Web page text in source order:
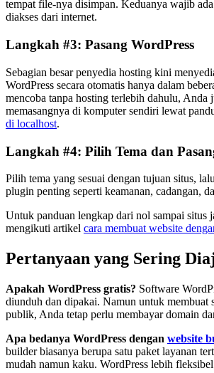
tempat file-nya disimpan. Keduanya wajib ada
diakses dari internet.
Langkah #3: Pasang WordPress
Sebagian besar penyedia hosting kini
WordPress secara otomatis hanya dalam
mencoba tanpa hosting terlebih dahulu, Anda
memasangnya di komputer sendiri lewat
di localhost.
Langkah #4: Pilih Tema dan
Pilih tema yang sesuai dengan tujuan situs,
plugin penting seperti keamanan, cadangan,
Untuk panduan lengkap dari nol sampai situs
mengikuti artikel cara membuat website
Pertanyaan yang Sering
Apakah WordPress gratis? Software
diunduh dan dipakai. Namun untuk membuat
publik, Anda tetap perlu membayar domain
Apa bedanya WordPress dengan website
builder biasanya berupa satu paket layanan
mudah namun kaku. WordPress lebih